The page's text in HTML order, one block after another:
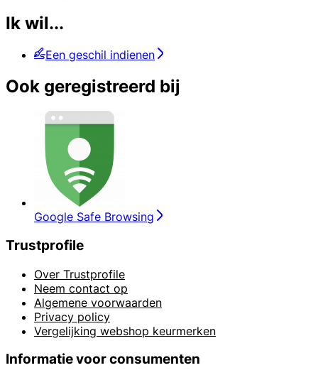
Ik wil...
Een geschil indienen
Ook geregistreerd bij
Google Safe Browsing
Trustprofile
Over Trustprofile
Neem contact op
Algemene voorwaarden
Privacy policy
Vergelijking webshop keurmerken
Informatie voor consumenten